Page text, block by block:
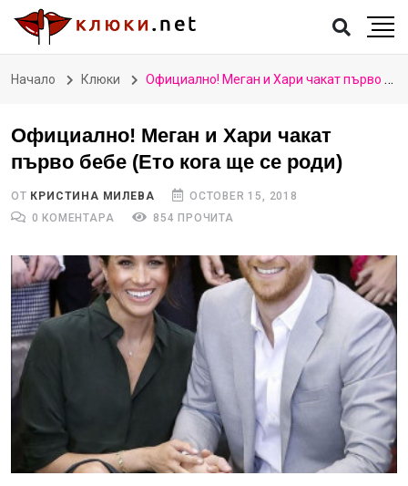
Начало Клюки Официално! Меган и Хари чакат първо бебе (Ето кога ще се роди)
Официално! Меган и Хари чакат
първо бебе (Ето кога ще се роди)
ОТ КРИСТИНА МИЛЕВА
OCTOBER 15, 2018
0 КОМЕНТАРА
854 ПРОЧИТА